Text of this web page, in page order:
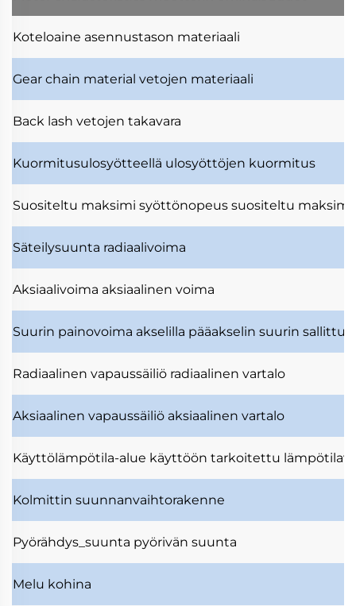
Koteloaine asennustason materiaali
Gear chain material vetojen materiaali
Back lash vetojen takavara
Kuormitusulosyötteellä ulosyöttöjen kuormitus
Suositeltu maksimi syöttönopeus suositeltu
Säteilysuunta radiaalivoima
Aksiaalivoima aksiaalinen voima
Suurin painovoima akselilla pääakselin suurin sallittu
Radiaalinen vapaussäiliö radiaalinen vartalo
Aksiaalinen vapaussäiliö aksiaalinen vartalo
Käyttölämpötila-alue käyttöön tarkoitettu
Kolmittin suunnanvaihtorakenne
Pyörähdys_suunta pyörivän suunta
Melu kohina